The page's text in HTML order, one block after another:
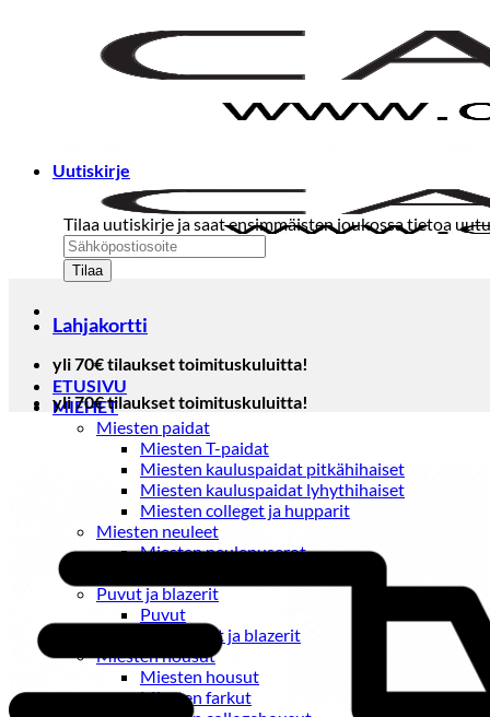
ETUSIVU
MIEHET
Miesten paidat
Miesten T-paidat
Miesten kauluspaidat pitkähihaiset
Miesten kauluspaidat lyhythihaiset
Miesten colleget ja hupparit
Miesten neuleet
Miesten neulepuserot
Puvut ja blazerit
Puvut
Puvuntakit ja blazerit
Miesten housut
Miesten housut
Miesten farkut
Uutiskirje
Tilaa uutiskirje ja saat ensimmäisten joukossa tietoa
Lahjakortti
yli 70€ tilaukset toimituskuluitta!
yli 70€ tilaukset toimituskuluitta!